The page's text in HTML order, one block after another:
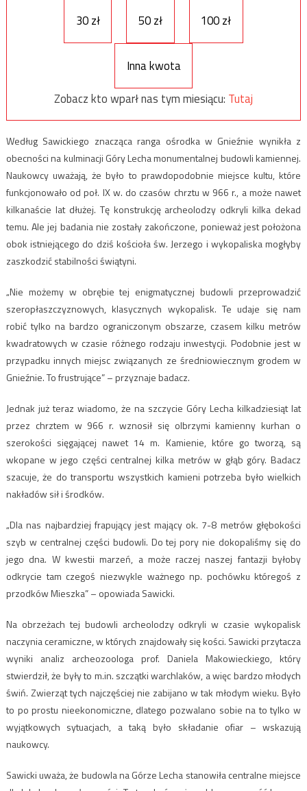
30 zł 50 zł 100 zł
Inna kwota
Zobacz kto wparł nas tym miesiącu: Tutaj
Według Sawickiego znacząca ranga ośrodka w Gnieźnie wynikła z
obecności na kulminacji Góry Lecha monumentalnej budowli kamiennej.
Naukowcy uważają, że było to prawdopodobnie miejsce kultu, które
funkcjonowało od poł. IX w. do czasów chrztu w 966 r., a może nawet
kilkanaście lat dłużej. Tę konstrukcję archeolodzy odkryli kilka dekad
temu. Ale jej badania nie zostały zakończone, ponieważ jest położona
obok istniejącego do dziś kościoła św. Jerzego i wykopaliska mogłyby
zaszkodzić stabilności świątyni.
„Nie możemy w obrębie tej enigmatycznej budowli przeprowadzić
szeropłaszczyznowych, klasycznych wykopalisk. Te udaje się nam
robić tylko na bardzo ograniczonym obszarze, czasem kilku metrów
kwadratowych w czasie różnego rodzaju inwestycji. Podobnie jest w
przypadku innych miejsc związanych ze średniowiecznym grodem w
Gnieźnie. To frustrujące” – przyznaje badacz.
Jednak już teraz wiadomo, że na szczycie Góry Lecha kilkadziesiąt lat
przez chrztem w 966 r. wznosił się olbrzymi kamienny kurhan o
szerokości sięgającej nawet 14 m. Kamienie, które go tworzą, są
wkopane w jego części centralnej kilka metrów w głąb góry. Badacz
szacuje, że do transportu wszystkich kamieni potrzeba było wielkich
nakładów sił i środków.
„Dla nas najbardziej frapujący jest mający ok. 7-8 metrów głębokości
szyb w centralnej części budowli. Do tej pory nie dokopaliśmy się do
jego dna. W kwestii marzeń, a może raczej naszej fantazji byłoby
odkrycie tam czegoś niezwykle ważnego np. pochówku któregoś z
przodków Mieszka” – opowiada Sawicki.
Na obrzeżach tej budowli archeolodzy odkryli w czasie wykopalisk
naczynia ceramiczne, w których znajdowały się kości. Sawicki przytacza
wyniki analiz archeozoologa prof. Daniela Makowieckiego, który
stwierdził, że były to m.in. szczątki warchlaków, a więc bardzo młodych
świń. Zwierząt tych najczęściej nie zabijano w tak młodym wieku. Było
to po prostu nieekonomiczne, dlatego pozwalano sobie na to tylko w
wyjątkowych sytuacjach, a taką było składanie ofiar – wskazują
naukowcy.
Sawicki uważa, że budowla na Górze Lecha stanowiła centralne miejsce